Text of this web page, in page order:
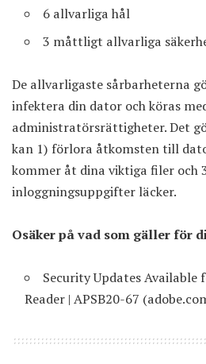
6 allvarliga hål
3 måttligt allvarliga
De allvarligaste sårbarheterna
infektera din dator och köras
administratörsrättigheter. Det
kan 1) förlora åtkomsten till
kommer åt dina viktiga filer och
inloggningsuppgifter läcker.
Osäker på vad som gäller för
Security Updates Available
Reader | APSB20-67